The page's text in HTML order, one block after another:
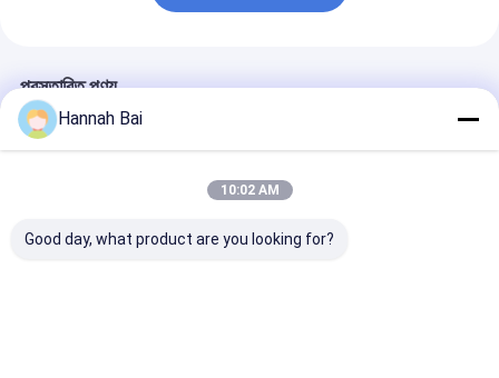
প্রস্তাবিত পণ্য
Hannah Bai
10:02 AM
Good day, what product are you looking for?